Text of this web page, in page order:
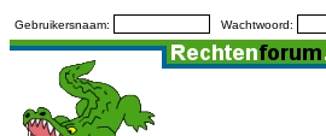
Gebruikersnaam: Wachtwoord: